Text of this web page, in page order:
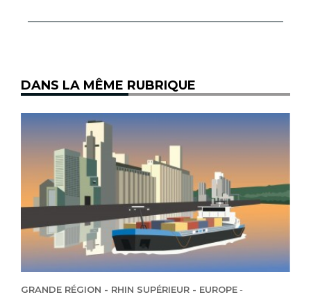
DANS LA MÊME RUBRIQUE
GRANDE RÉGION - RHIN SUPÉRIEUR - EUROPE-